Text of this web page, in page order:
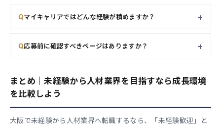
マイキャリアではどんな経験が積めますか？
応募前に確認すべきページはありますか？
まとめ｜未経験から人材業界を目指すなら成長環境
を比較しよう
大阪で未経験から人材業界へ転職するなら、「未経験歓迎」と